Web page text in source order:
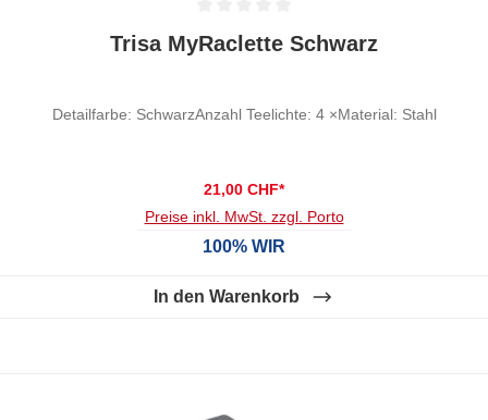
Durchschnittliche Bewertung von 0 von 5 Sternen
Trisa MyRaclette Schwarz
Detailfarbe: SchwarzAnzahl Teelichte: 4 ×Material: Stahl
21,00 CHF*
Preise inkl. MwSt. zzgl. Porto
100% WIR
In den Warenkorb